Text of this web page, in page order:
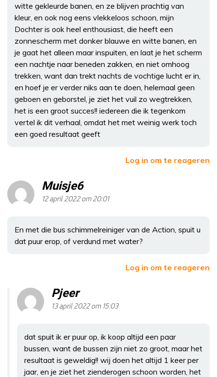
witte gekleurde banen, en ze blijven prachtig van
kleur, en ook nog eens vlekkeloos schoon, mijn
Dochter is ook heel enthousiast, die heeft een
zonnescherm met donker blauwe en witte banen, en
je gaat het alleen maar inspuiten, en laat je het scherm
een nachtje naar beneden zakken, en niet omhoog
trekken, want dan trekt nachts de vochtige lucht er in,
en hoef je er verder niks aan te doen, helemaal geen
geboen en geborstel, je ziet het vuil zo wegtrekken,
het is een groot succes!! iedereen die ik tegenkom
vertel ik dit verhaal, omdat het met weinig werk toch
een goed resultaat geeft
Log in om te reageren
Muisje6
12 april 2022 om 20:01
En met die bus schimmelreiniger van de Action, spuit u
dat puur erop, of verdund met water?
Log in om te reageren
Pjeer
13 april 2022 om 15:03
dat spuit ik er puur op, ik koop altijd een paar
bussen, want de bussen zijn niet zo groot, maar het
resultaat is geweldig!! wij doen het altijd 1 keer per
jaar, en je ziet het zienderogen schoon worden, het